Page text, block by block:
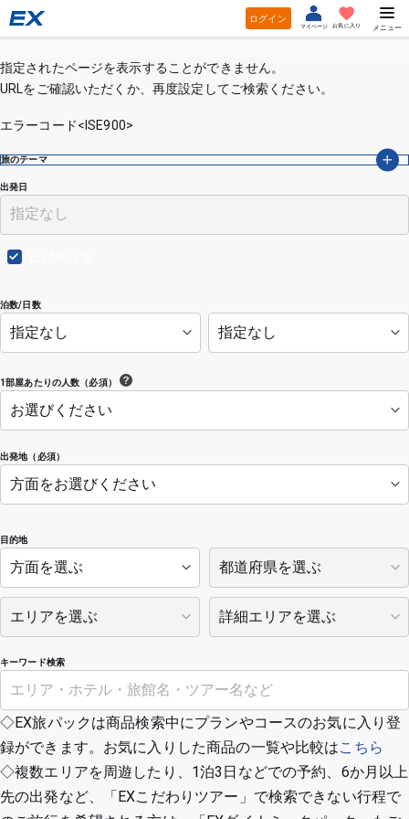
ログイン
マイページ お気に入り メニュー
指定されたページを表示することができません。
URLをご確認いただくか、再度設定してご検索ください。
エラーコード<ISE900>
出発地（必須）
出発日
泊数/日数
1部屋あたりの人数（必須）
目的地
キーワード検索
旅のテーマ
◇EX旅パックは商品検索中にプランやコースのお気に入り登
録ができます。お気に入りした商品の一覧や比較はこちら
◇複数エリアを周遊したり、1泊3日などでの予約、6か月以上
先の出発など、「EXこだわりツアー」で検索できない行程で